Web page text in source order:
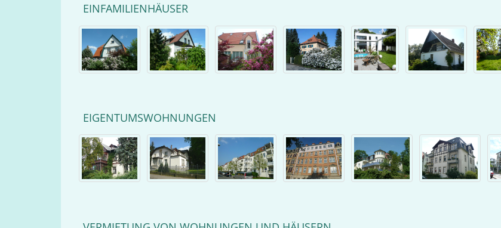
EINFAMILIENHÄUSER
EIGENTUMSWOHNUNGEN